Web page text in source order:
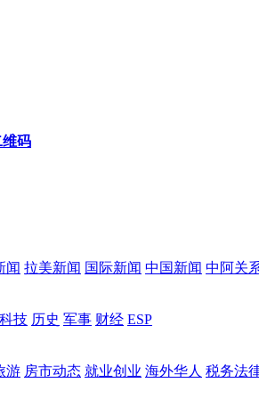
码
闻 拉美新闻 国际新闻 中国新闻 中阿关
科技 历史 军事 财经 ESP
游 房市动态 就业创业 海外华人 税务法